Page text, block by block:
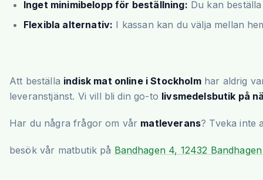
Inget minimibelopp för beställning: Du kan
Flexibla alternativ: I kassan kan du välja mellan
Att beställa indisk mat online i Stockholmhar aldrig
leveranstjänst. Vi vill bli din go-to livsmedelsbutik på
Har du några frågor om vår matleverans? Tveka inte
besök vår matbutik på Bandhagen 4, 12432